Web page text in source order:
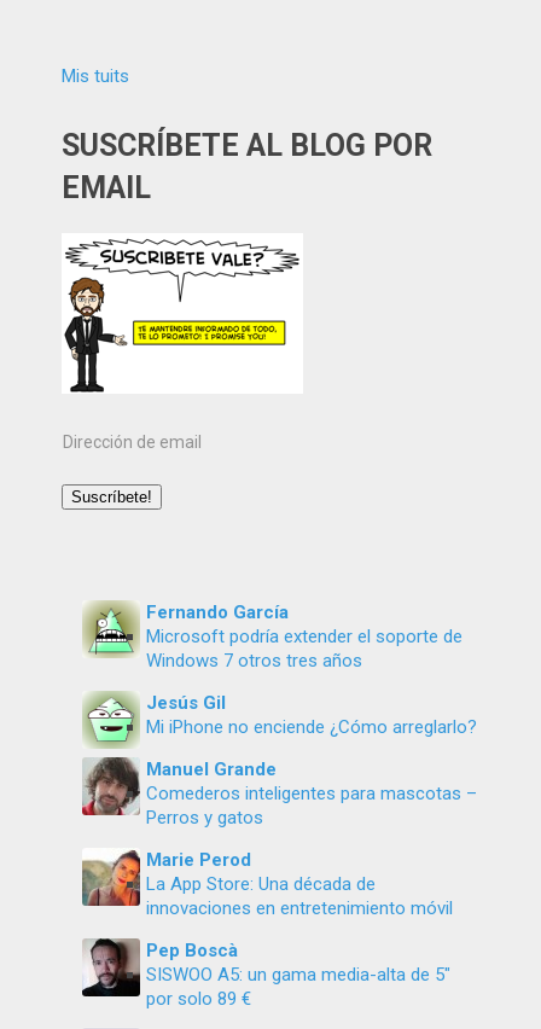
Mis tuits
SUSCRÍBETE AL BLOG POR
EMAIL
Dirección
email
Suscríbete!
Fernando García
Microsoft podría extender el soporte de
Windows 7 otros tres años
Jesús Gil
Mi iPhone no enciende ¿Cómo arreglarlo?
Manuel Grande
Comederos inteligentes para mascotas –
Perros y gatos
Marie Perod
La App Store: Una década de
innovaciones en entretenimiento móvil
Pep Boscà
SISWOO A5: un gama media-alta de 5″
por solo 89 €